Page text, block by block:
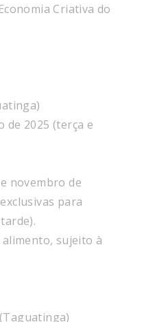
Criativa do
de 2025 (terça e
novembro de
para
alimento, sujeito à